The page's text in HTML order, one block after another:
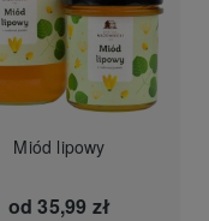
Miód lipowy
od 35,99 zł